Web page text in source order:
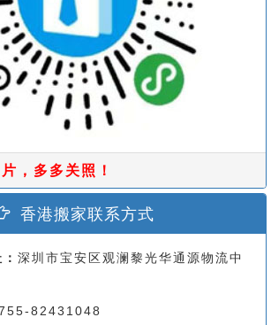
，多多关照！
香港搬家联系方式
深圳市宝安区观澜黎光华通源物流中
82431048